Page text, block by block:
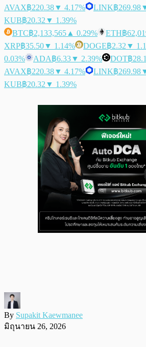
AVAX฿220.38▼ 4.17% LINK฿269.98
KUB฿20.32 ▼ 1.39%
BTC฿2,133,565 ▲ 0.29% ETH฿
XRP฿35.50▼ 1.14% DOGE฿2.32 ▼
0.03%
ADA฿6.33▼ 2.39% DOT฿
AVAX฿220.38▼ 4.17% LINK฿269.98
KUB฿20.32 ▼ 1.39%
By Supakit Kaewmanee
มิถุนายน 26, 2026